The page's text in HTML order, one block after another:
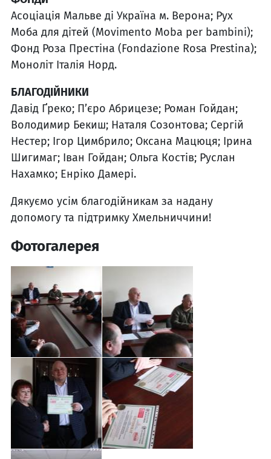
Асоціація Мальве ді Україна м. Верона; Рух
Моба для дітей (Movimento Moba per bambini);
Фонд Роза Престіна (Fondazione Rosa Prestina);
Моноліт Італія Норд.
БЛАГОДІЙНИКИ
Давід Ґреко; П’єро Абрицезе; Роман Гойдан;
Володимир Бекиш; Наталя Созонтова; Сергій
Нестер; Ігор Цимбрило; Оксана Мацюця; Ірина
Шигимаг; Іван Гойдан; Ольга Костів; Руслан
Нахамко; Енріко Дамері.
Дякуємо усім благодійникам за надану
допомогу та підтримку Хмельниччини!
Фотогалерея